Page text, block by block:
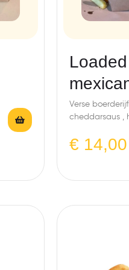
Verse
cheddarsaus ,
toppings.
€ 14,00